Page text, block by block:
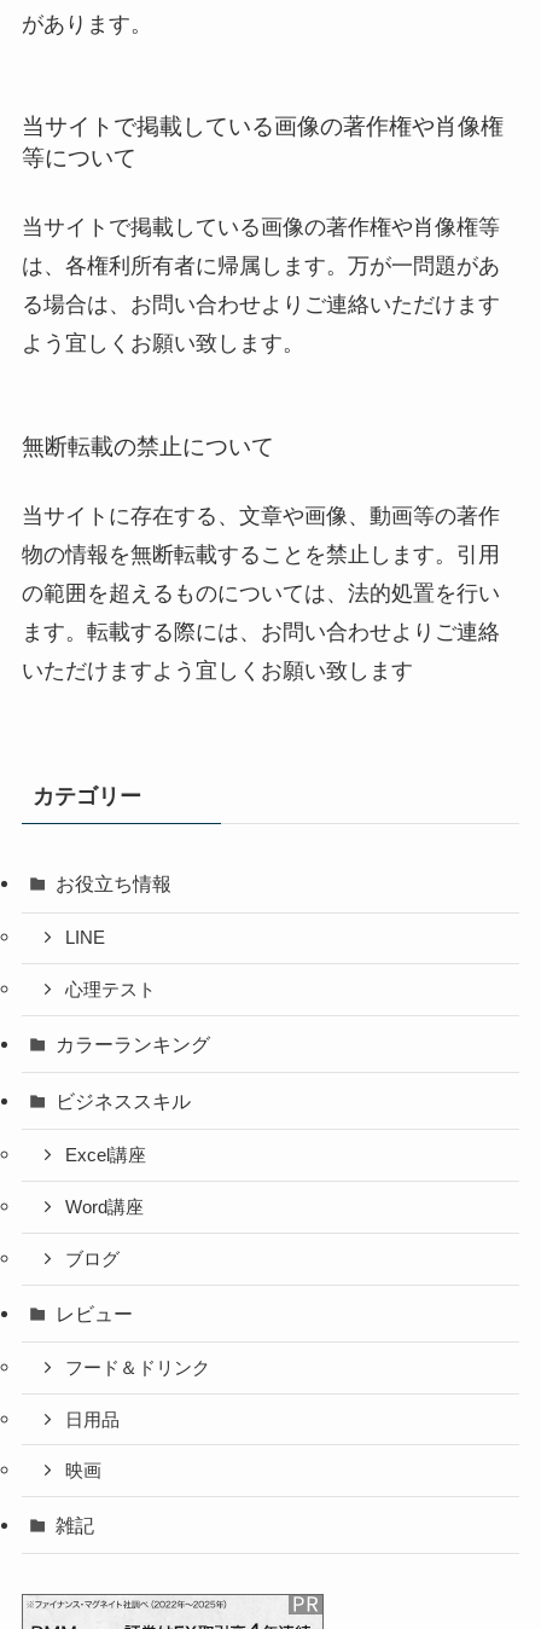
があります。
当サイトで掲載している画像の著作権や肖像権
等について
当サイトで掲載している画像の著作権や肖像権等
は、各権利所有者に帰属します。万が一問題があ
る場合は、お問い合わせよりご連絡いただけます
よう宜しくお願い致します。
無断転載の禁止について
当サイトに存在する、文章や画像、動画等の著作
物の情報を無断転載することを禁止します。引用
の範囲を超えるものについては、法的処置を行い
ます。転載する際には、お問い合わせよりご連絡
いただけますよう宜しくお願い致します
カテゴリー
お役立ち情報
LINE
心理テスト
カラーランキング
ビジネススキル
Excel講座
Word講座
ブログ
レビュー
フード＆ドリンク
日用品
映画
雑記